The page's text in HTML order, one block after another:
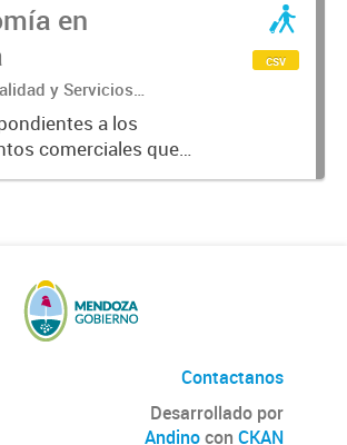
en
y Servicios
a los
comerciales que
turísticos de
csv
Contactanos
Desarrollado por
Andinocon CKAN